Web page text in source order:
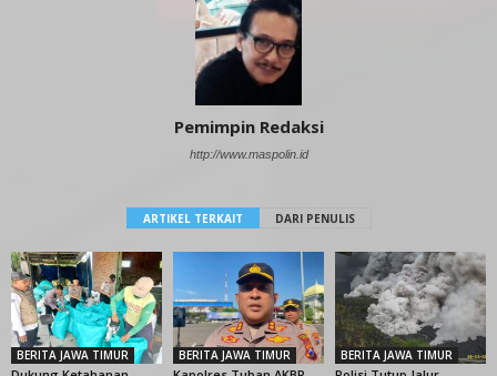
Pemimpin Redaksi
http://www.maspolin.id
ARTIKEL TERKAIT DARI PENULIS
BERITA JAWA TIMUR BERITA JAWA TIMUR BERITA JAWA TIMUR